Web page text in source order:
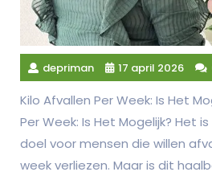
depriman 17 april 2026
Kilo Afvallen Per Week: Is Het
Per Week: Is Het Mogelijk? Het
doel voor mensen die willen
week verliezen. Maar is dit